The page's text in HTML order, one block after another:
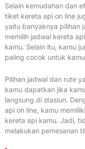
Selain kemudahan dan
tiket kereta api on line
yaitu banyaknya pilihan
memilih jadwal kereta
kamu. Selain itu, kamu
paling cocok untuk
Pilihan jadwal dan rute
kamu dapatkan jika
langsung di stasiun.
api on line, kamu
kereta api kamu. Jadi,
melakukan pemesanan